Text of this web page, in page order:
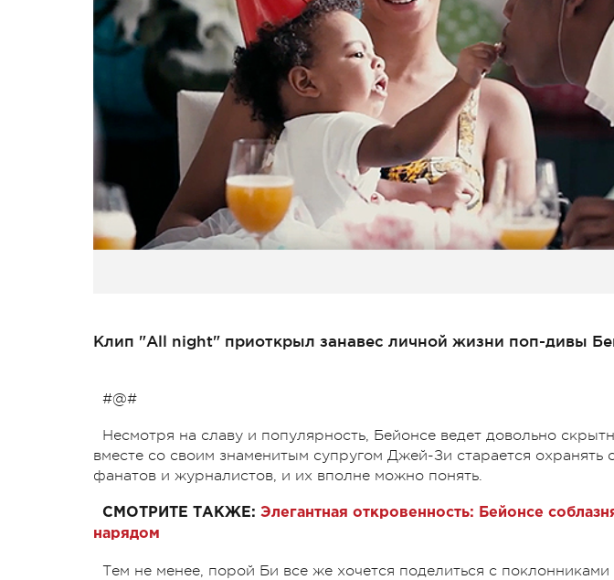
Клип "All night" приоткрыл занавес личной жизни поп-дивы
#@#
Несмотря на славу и популярность, Бейонсе ведет довольно
вместе со своим знаменитым супругом Джей-Зи старается
фанатов и журналистов, и их вполне можно понять.
СМОТРИТЕ ТАКЖЕ: Элегантная откровенность: Бейонсе
нарядом
Тем не менее, порой Би все же хочется поделиться с поклонниками